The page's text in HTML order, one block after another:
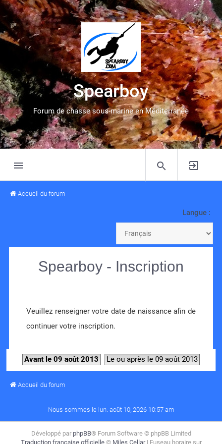
Spearboy
Forum de chasse sous-marine en Méditerranée
Accueil du forum
Langue :
Spearboy - Inscription
Veuillez renseigner votre date de naissance afin de
continuer votre inscription.
Avant le 09 août 2013 Le ou après le 09 août 2013
Accueil du forum
Nous sommes le lun. août 10, 2026 10:57 am
Développé par phpBB® Forum Software © phpBB Limited
Traduction française officielle© Miles Cellar | Fuseau horaire sur